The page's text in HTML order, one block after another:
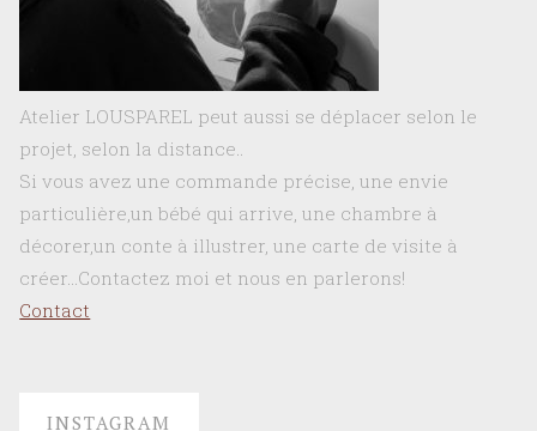
Atelier LOUSPAREL peut aussi se déplacer selon le
projet, selon la distance..
Si vous avez une commande précise, une envie
particulière,un bébé qui arrive, une chambre à
décorer,un conte à illustrer, une carte de visite à
créer…Contactez moi et nous en parlerons!
Contact
INSTAGRAM